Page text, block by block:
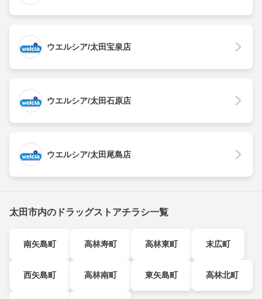
ウエルシア/太田宝泉店
ウエルシア/太田石原店
ウエルシア/太田尾島店
太田市内のドラッグストアチラシ一覧
南矢島町 高林寿町 高林東町 末広町
西矢島町 高林南町 東矢島町 高林北町